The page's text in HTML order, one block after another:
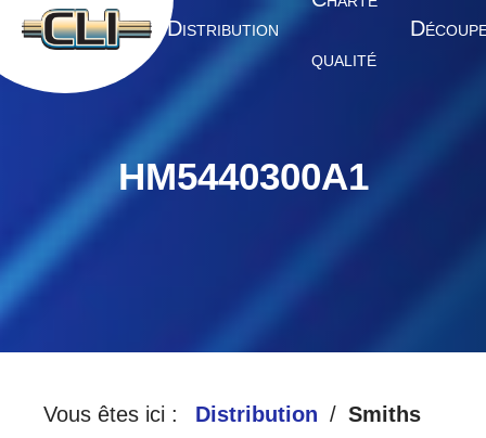
A CCUEIL DISTRIBUTION
QUALITÉ
D
HM5440300A1
Vous êtes ici : Distribution
Smiths